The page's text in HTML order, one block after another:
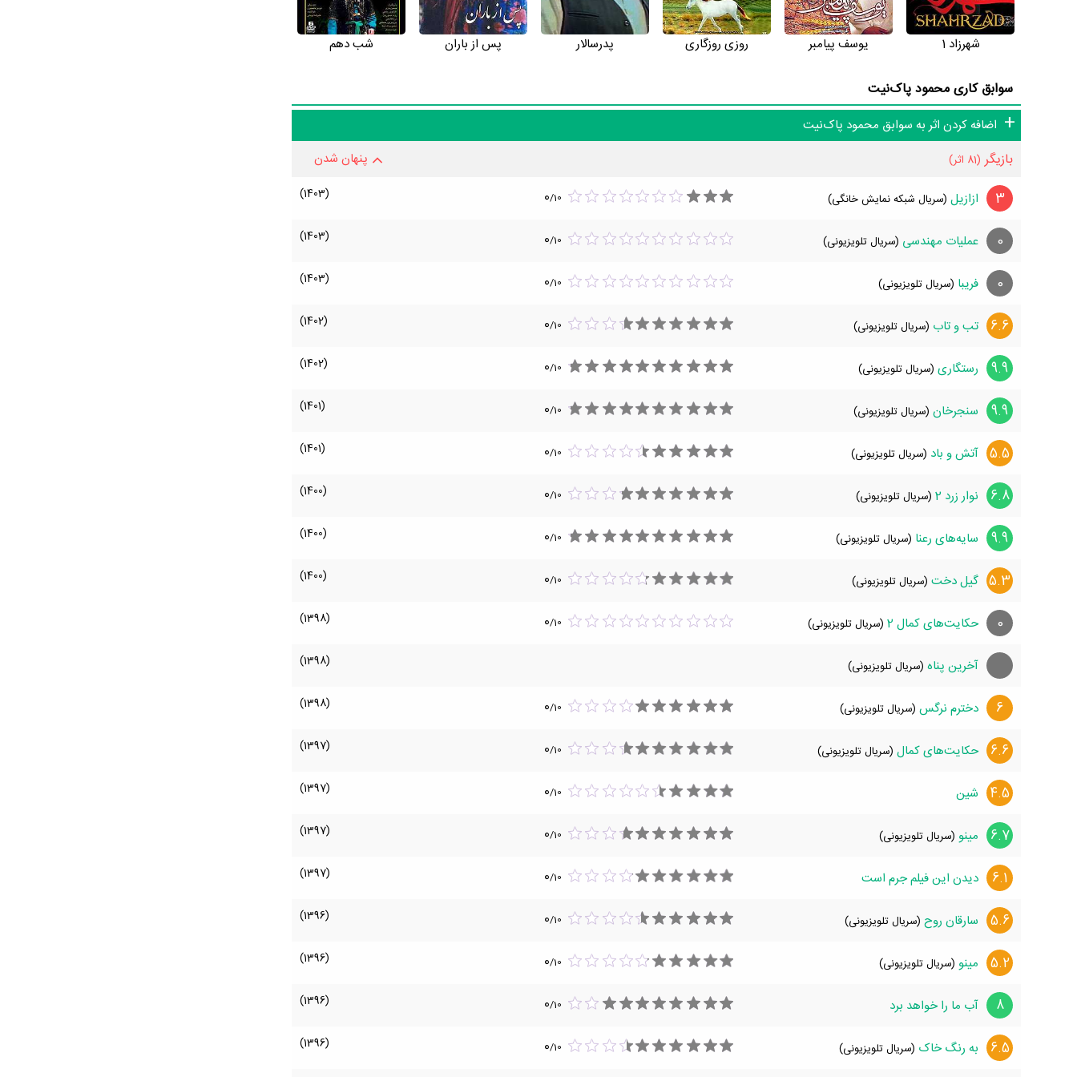
شهرزاد 1 یوسف پیامبر روزی روزگاری پدرسالار پس از باران شب دهم
سوابق کاری محمود‌ پاک‌نیت
اضافه کردن اثر به سوابق محمود‌ پاک‌نیت
بازیگر (81 اثر) پنهان شدن
3 ازازیل (سریال شبکه نمایش خانگی) 0/10
(1403)
0 عملیات مهندسی (سریال تلویزیونی) 0/10
(1403)
0 فریبا (سریال تلویزیونی) 0/10
(1403)
6.6 تب و تاب (سریال تلویزیونی) 0/10
(1402)
9.9 رستگاری (سریال تلویزیونی) 0/10
(1402)
9.9 سنجرخان (سریال تلویزیونی) 0/10
(1401)
5.5 آتش و باد (سریال تلویزیونی) 0/10
(1401)
6.8 نوار زرد 2 (سریال تلویزیونی) 0/10
(1400)
9.9 سایه‌های رعنا (سریال تلویزیونی) 0/10
(1400)
5.3 گیل دخت (سریال تلویزیونی) 0/10
(1400)
0 حکایت‌های کمال 2 (سریال تلویزیونی) 0/10
(1398)
آخرین پناه (سریال تلویزیونی) (1398)
6 دخترم نرگس (سریال تلویزیونی) 0/10
(1398)
6.6 حکایت‌های کمال (سریال تلویزیونی) 0/10
(1397)
4.5 شین 0/10
(1397)
6.7 مینو (سریال تلویزیونی) 0/10
(1397)
6.1 دیدن این فیلم جرم است 0/10
(1397)
5.6 سارقان روح (سریال تلویزیونی) 0/10
(1396)
5.2 مینو (سریال تلویزیونی) 0/10
(1396)
8 آب ما را خواهد برد 0/10
(1396)
6.5 به رنگ خاک (سریال تلویزیونی) 0/10
(1396)